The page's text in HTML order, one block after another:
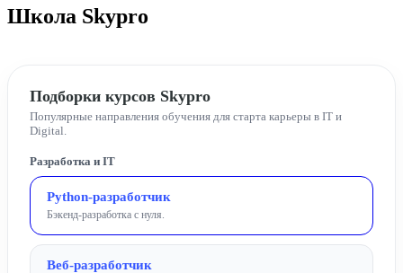
Школа Skypro
Подборки курсов Skypro
Популярные направления обучения для старта карьеры в IT и
Digital.
Разработка и IT
Python‑разработчик
Бэкенд-разработка с нуля.
Веб‑разработчик